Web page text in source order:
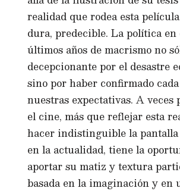
realidad que rodea esta
dura, predecible. La política en
últimos años de macrismo no
decepcionante por el desastre
sino por haber confirmado
nuestras expectativas. A veces
el cine, más que reflejar esta
hacer indistinguible la
en la actualidad, tiene la
aportar su matiz y textura
basada en la imaginación y en